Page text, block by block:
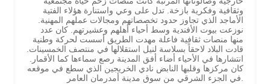
وثقافية وفكرية بازخة. تدل على وعي واستنارة هؤلاء الفتية
الأماجد الذي تجاوز حدود تخصصاتهم ومجالات عملهم المهنية.
نوزعت بيوت الأفندية وسط أحياء أهلهم وعشيرتهم. كان عدد
منها منصات ثقافية فاعلة مهدت الطريق أسست لحركة وطنية
قادت البلاد لاحقاً بسلاسة لنيل استقلالها في منتصف الخمسينات.
انتشارها في الأحياء أضاء أفق المدينة رصع سماءها كما الأقمار.
كان مركزها وقلبها النابض نادي الخريجين الذي سطع في موقعه
في الجزء الشرقي من سوق مدينة أمدرمان العامر.